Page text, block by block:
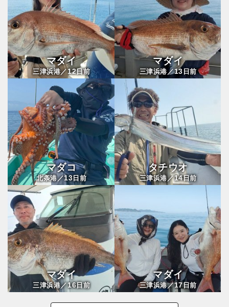
マダイ
三津浜港／12日前
マダイ
三津浜港／13 日前
マダコ
北条港／13日前
タチウオ
三津浜港／14日前
マダイ
三津浜港／16日前
マダイ
三津浜港／17日前